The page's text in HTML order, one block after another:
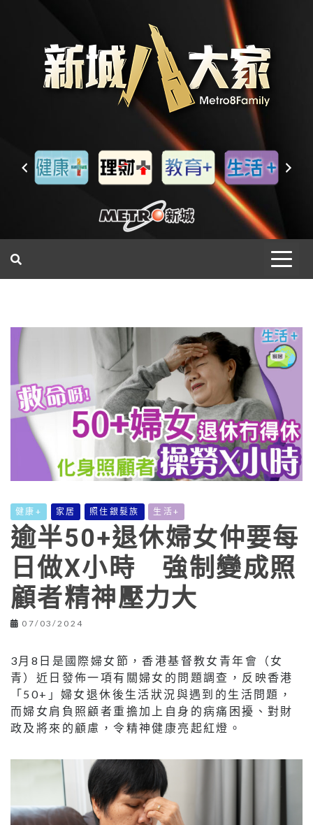
健康+ 家居 照住銀髮族 生活+
逾半50+退休婦女仲要每
日做X小時 強制變成照
顧者精神壓力大
07/03/2024
3月8日是國際婦女節，香港基督教女青年會（女
青）近日發佈一項有關婦女的問題調查，反映香港
「50+」婦女退休後生活狀況與遇到的生活問題，
而婦女肩負照顧者重擔加上自身的病痛困擾、對財
政及將來的顧慮，令精神健康亮起紅燈。